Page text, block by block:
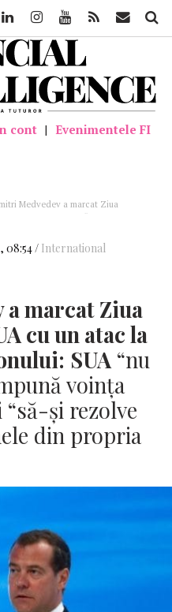
cont | Evenimentele FI
Medvedev a marcat Ziua
SUA “nu au dreptul să-
08:54 International
marcat Ziua
cu un atac la
SUA “nu
voinţa
şi rezolve
din propria
LinkedinInstagramYoutube Feed Mail